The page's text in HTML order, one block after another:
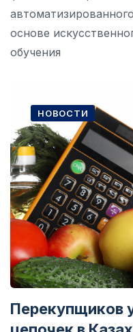
основе
обучения
НОВОСТИ
Перекупщиков